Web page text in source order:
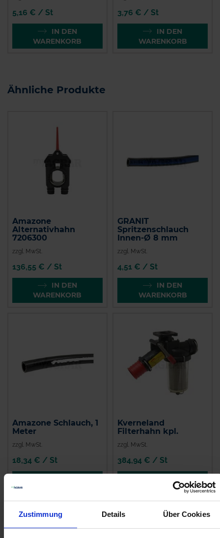
Zustimmung Details Über Cookies
5,16 € / St
IN DEN
WARENKORB
3,76 € / St
IN DEN
WARENKORB
Ähnliche Produkte
Amazone
Alternativhahn
7206300
zzgl. MwSt.
136,55 € / St
IN DEN
WARENKORB
GRANIT
Spritzenschlauch
Innen-Ø 8 mm
zzgl. MwSt.
4,51 € / St
IN DEN
WARENKORB
Amazone Schlauch, 1
Meter
zzgl. MwSt.
18,34 € / St
Kverneland
Filterhahn kpl.
zzgl. MwSt.
384,94 € / St
WARENKORB
Anmelden für Ihren persönlichen Preis